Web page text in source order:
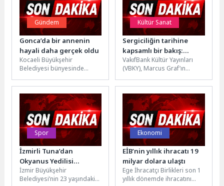
Gündem
Gonca’da bir annenin
hayali daha gerçek oldu
Kocaeli Büyükşehir
Belediyesi bünyesinde
Yaşam Merkezi, özel
gereksinimli bireylerin
hayatına dokunmak...
Kültür Sanat
Sergiciliğin tarihine
kapsamlı bir bakış:
“Batı’da ve Türkiye’de
Sergicilik Tarihi”
VakıfBank Kültür Yayınları
(VBKY), Marcus Graf’ın
Türkiye’de Sergicilik
Tarihi” adlı eseri okurlarla
buluşturuyor. Toplumsal...
Spor
İzmirli Tuna’dan
Okyanus Yedilisi
hedefine dev bir kulaç
daha
İzmir Büyükşehir
Belediyesi’nin 23 yaşındaki
Ekonomi
EİB’nin yıllık ihracatı 19
milyar dolara ulaştı
Ege İhracatçı Birlikleri son 1
yıllık dönemde ihracatını